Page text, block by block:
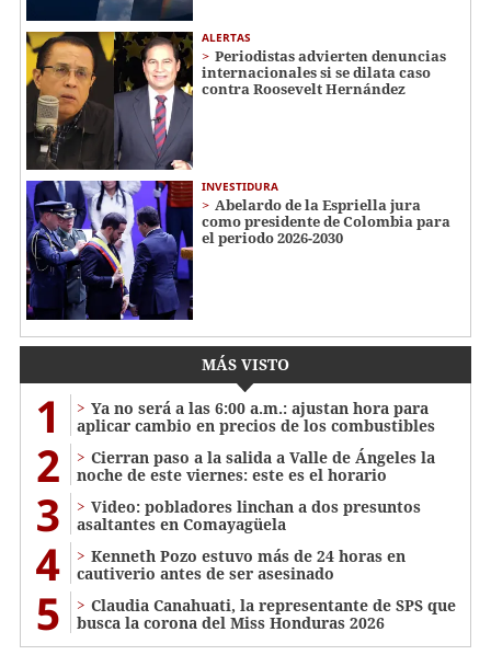
ALERTAS
Periodistas advierten denuncias
internacionales si se dilata caso
contra Roosevelt Hernández
INVESTIDURA
Abelardo de la Espriella jura
como presidente de Colombia para
el periodo 2026-2030
MÁS VISTO
1
Ya no será a las 6:00 a.m.: ajustan hora para
aplicar cambio en precios de los combustibles
2
Cierran paso a la salida a Valle de Ángeles la
noche de este viernes: este es el horario
3
Video: pobladores linchan a dos presuntos
asaltantes en Comayagüela
4
Kenneth Pozo estuvo más de 24 horas en
cautiverio antes de ser asesinado
5
Claudia Canahuati, la representante de SPS que
busca la corona del Miss Honduras 2026